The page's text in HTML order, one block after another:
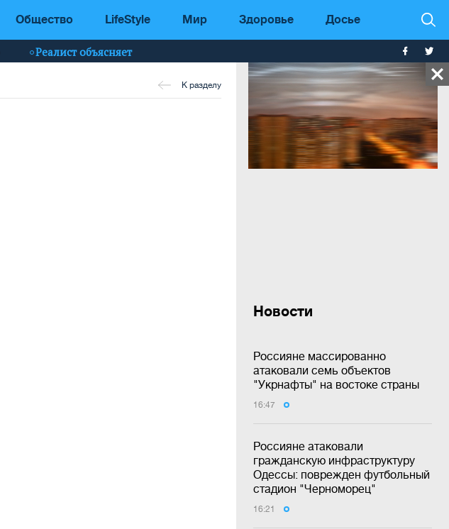
Общество LifeStyle Мир Здоровье Досье
Реалист объясняет
Новости
Россияне массированно
атаковали семь объектов
"Укрнафты" на востоке страны
16:47
Россияне атаковали
гражданскую инфраструктуру
Одессы: поврежден футбольный
стадион "Черноморец"
16:21
К разделу